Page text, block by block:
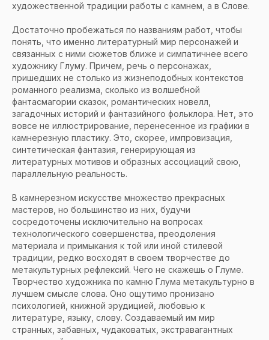
художественной традиции работы с камнем, а в Слове.
Достаточно пробежаться по названиям работ, чтобы
понять, что именно литературный мир персонажей и
связанных с ними сюжетов ближе и симпатичнее всего
художнику Глуму. Причем, речь о персонажах,
пришедших не столько из жизнеподобных контекстов
романного реализма, сколько из волшебной
фантасмагории сказок, романтических новелл,
загадочных историй и фантазийного фольклора. Нет, это
вовсе не иллюстрирование, перенесенное из графики в
камнерезную пластику. Это, скорее, импровизация,
синтетическая фантазия, генерирующая из
литературных мотивов и образных ассоциаций свою,
параллельную реальность.
В камнерезном искусстве множество прекрасных
мастеров, но большинство из них, будучи
сосредоточены исключительно на вопросах
технологического совершенства, преодоления
материала и примыкания к той или иной стилевой
традиции, редко восходят в своем творчестве до
метакультурных рефлексий. Чего не скажешь о Глуме.
Творчество художника по камню Глума метакультурно в
лучшем смысле слова. Оно ощутимо пронизано
психологией, книжной эрудицией, любовью к
литературе, языку, слову. Создаваемый им мир
странных, забавных, чудаковатых, экстравагантных